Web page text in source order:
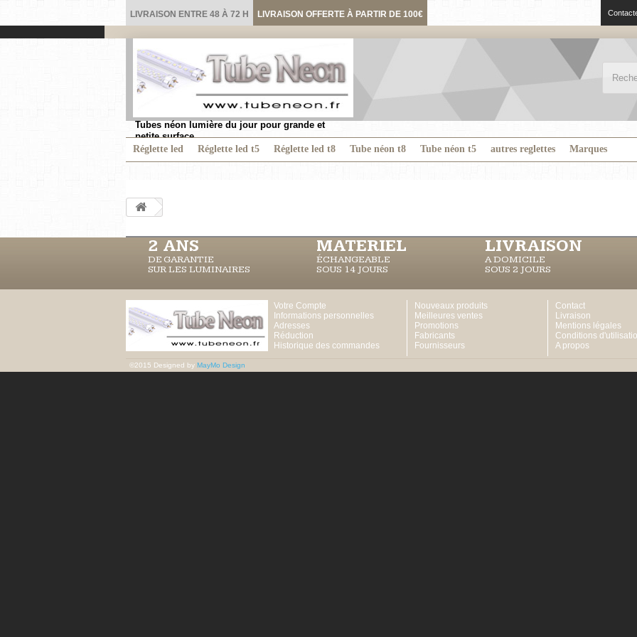
LIVRAISON ENTRE 48 À 72 H LIVRAISON OFFERTE À PARTIR DE 100€
Tubes néon lumière du jour pour grande et
petite surface.
Réglette led
Réglette led t5 Réglette led t8 Tube néon t8 Tube néon t5 autres reglettes Marques
2 ANS
DE GARANTIE
SUR LES LUMINAIRES
MATERIEL
ÉCHANGEABLE
SOUS 14 JOURS
LIVRAISON
A DOMICILE
SOUS 2 JOURS
Votre Compte
Informations personnelles
Adresses
Réduction
Historique des commandes
Nouveaux produits
Meilleures ventes
Promotions
Fabricants
Fournisseurs
Contact
Livraison
Mentions légales
Conditions
A propos
©2015 Designed by MayMo Design